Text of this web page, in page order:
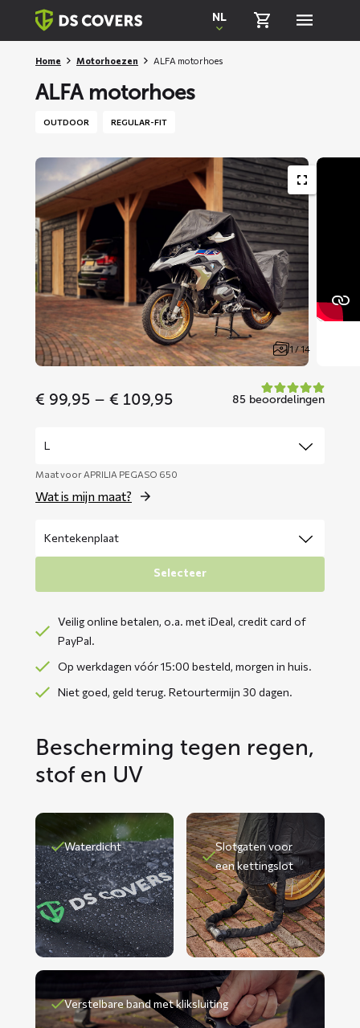
Skiplinks
NL
Home Motorhoezen ALFA motorhoes
ALFA motorhoes
OUTDOOR REGULAR-FIT
1 / 14
€ 99,95 – € 109,95Price
85 beoordelingen
Maat voor APRILIA PEGASO 650
Wat is mijn maat?
Selecteer
Veilig online betalen, o.a. met iDeal, credit card of
PayPal.
Op werkdagen vóór 15:00 besteld, morgen in huis.
Niet goed, geld terug. Retourtermijn 30 dagen.
Bescherming tegen regen,
stof en UV
Waterdicht
Slotgaten voor
een kettingslot
Verstelbare band met kliksluiting